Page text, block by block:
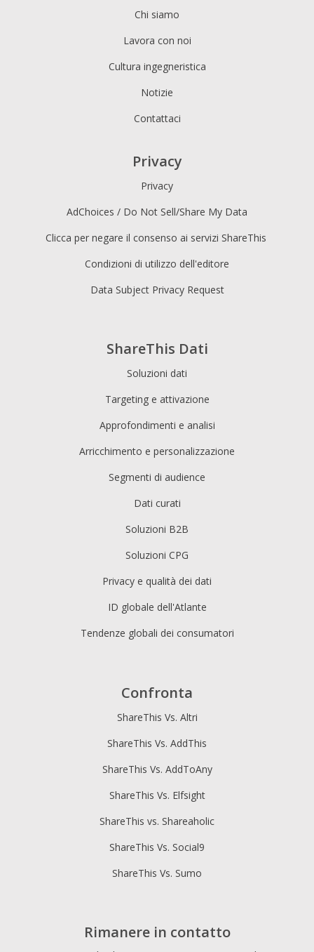
ShareThis Dati
Soluzioni dati
Targeting e attivazione
Approfondimenti e analisi
Arricchimento e personalizzazione
Segmenti di audience
Dati curati
Soluzioni B2B
Soluzioni CPG
Privacy e qualità dei dati
ID globale dell'Atlante
Tendenze globali dei consumatori
Chi siamo
Lavora con noi
Cultura ingegneristica
Notizie
Contattaci
Privacy
Privacy
AdChoices / Do Not Sell/Share My Data
Clicca per negare il consenso ai servizi ShareThis
Condizioni di utilizzo dell'editore
Data Subject Privacy Request
Confronta
ShareThis Vs. Altri
ShareThis Vs. AddThis
ShareThis Vs. AddToAny
ShareThis Vs. Elfsight
ShareThis vs. Shareaholic
ShareThis Vs. Social9
ShareThis Vs. Sumo
Rimanere in contatto